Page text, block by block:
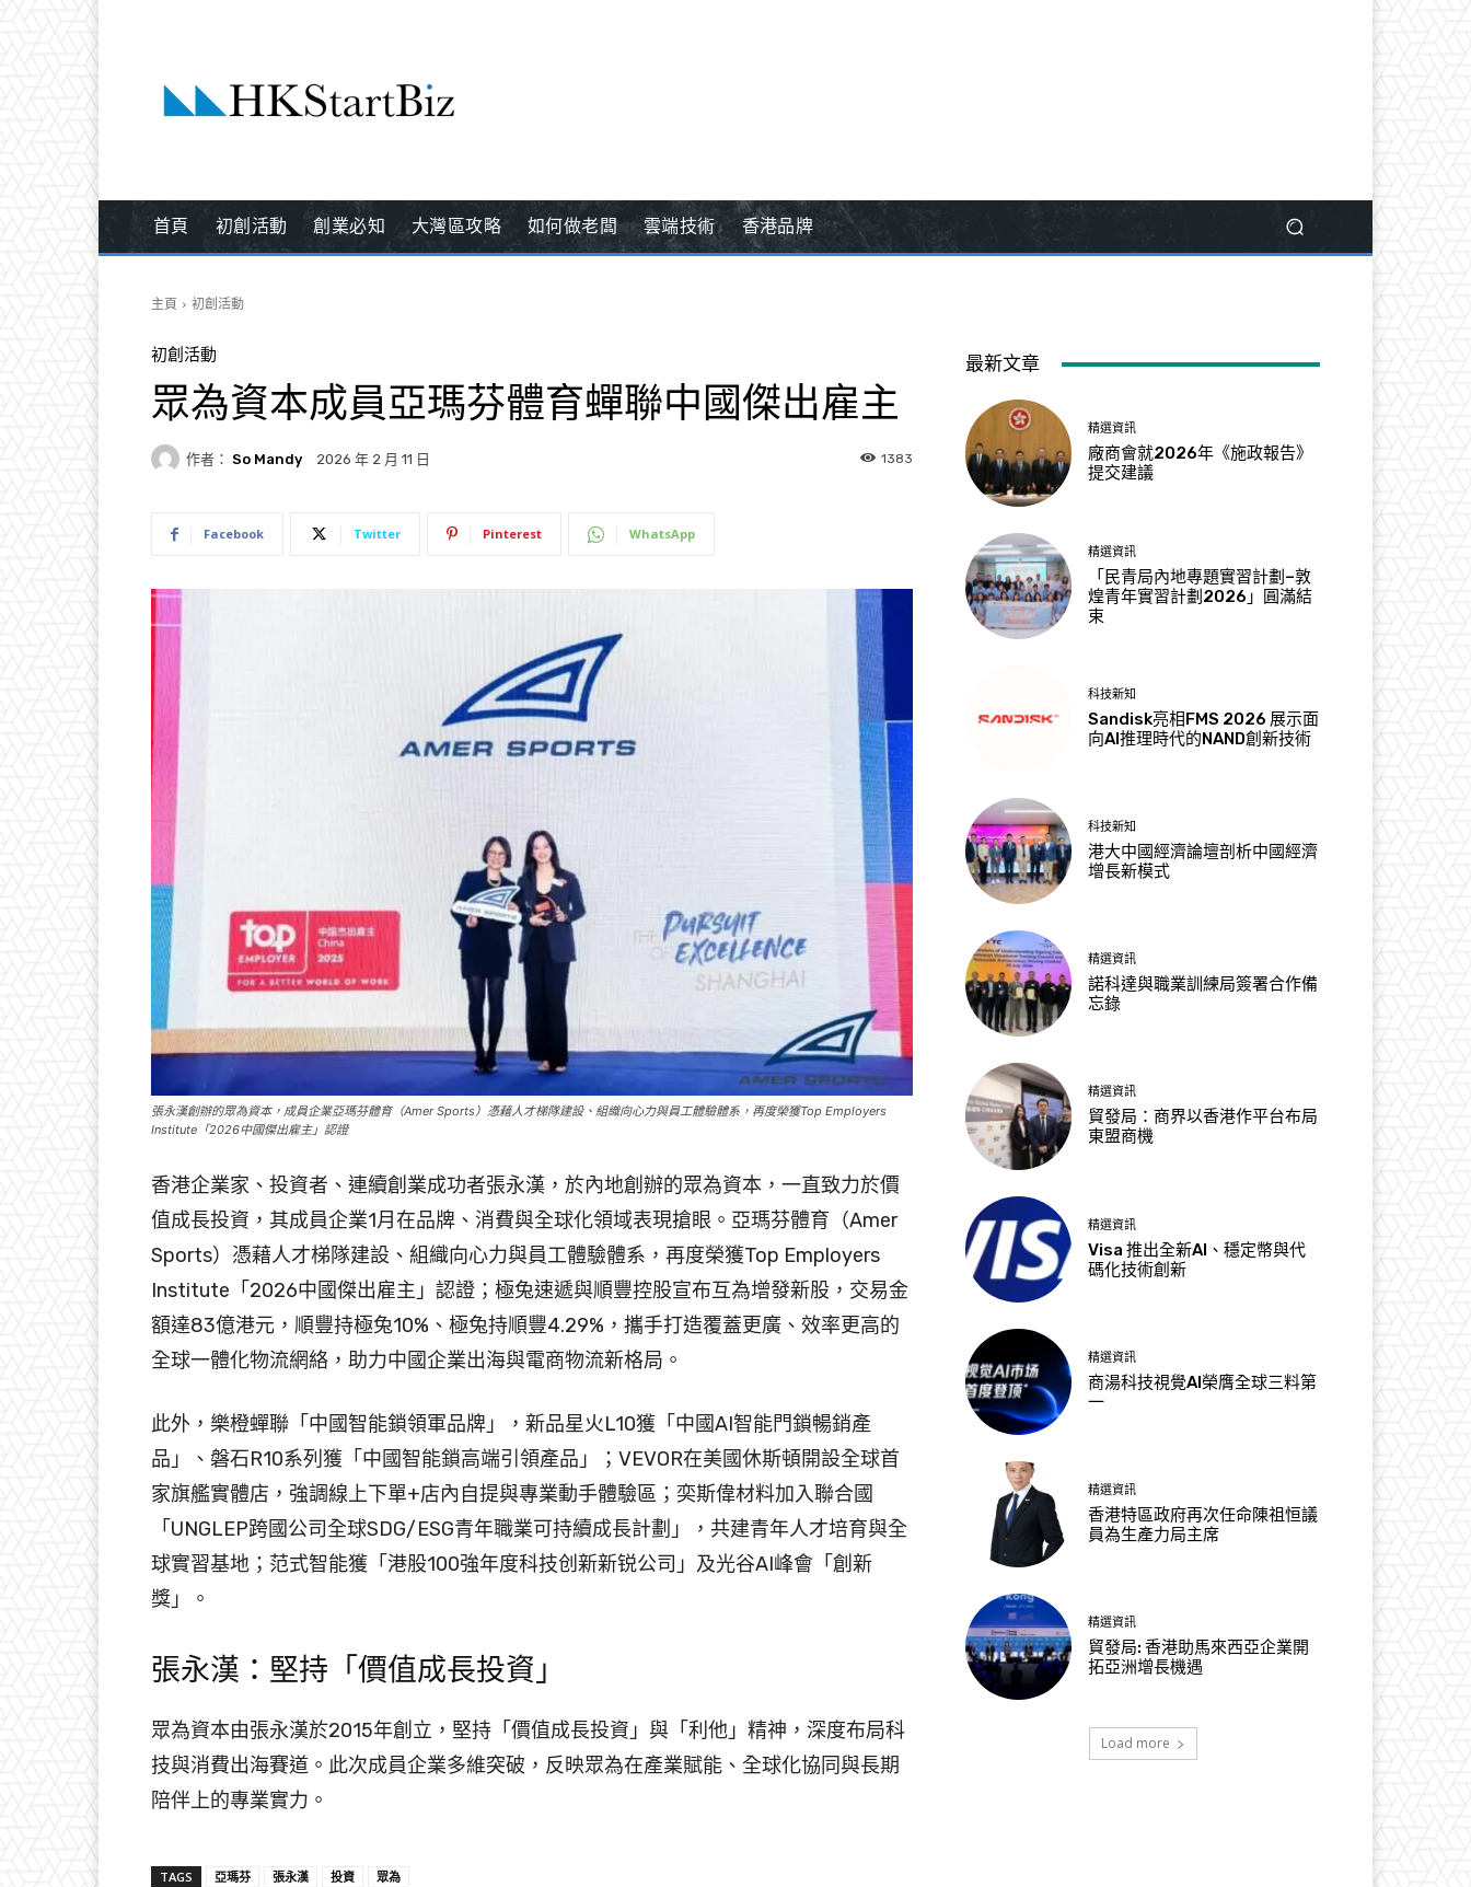
首頁 初創活動 創業必知 大灣區攻略 如何做老闆 雲端技術 香港品牌
主頁 初創活動
初創活動
眾為資本成員亞瑪芬體育蟬聯中國傑出雇主
作者： So Mandy 2026 年 2 月 11 日 1383
Facebook Twitter Pinterest WhatsApp
張永漢創辦的眾為資本，成員企業亞瑪芬體育（Amer Sports）憑藉人才梯隊建設、組織向心力與員工體驗體系，再度榮獲Top Employers
Institute「2026中國傑出雇主」認證
香港企業家、投資者、連續創業成功者張永漢，於內地創辦的眾為資本，一直致力於價
值成長投資，其成員企業1月在品牌、消費與全球化領域表現搶眼。亞瑪芬體育（Amer
Sports）憑藉人才梯隊建設、組織向心力與員工體驗體系，再度榮獲Top Employers
Institute「2026中國傑出雇主」認證；極兔速遞與順豐控股宣布互為增發新股，交易金
額達83億港元，順豐持極兔10%、極兔持順豐4.29%，攜手打造覆蓋更廣、效率更高的
全球一體化物流網絡，助力中國企業出海與電商物流新格局。
此外，樂橙蟬聯「中國智能鎖領軍品牌」，新品星火L10獲「中國AI智能門鎖暢銷產
品」、磐石R10系列獲「中國智能鎖高端引領產品」；VEVOR在美國休斯頓開設全球首
家旗艦實體店，強調線上下單+店內自提與專業動手體驗區；奕斯偉材料加入聯合國
「UNGLEP跨國公司全球SDG/ESG青年職業可持續成長計劃」，共建青年人才培育與全
球實習基地；范式智能獲「港股100強年度科技创新新锐公司」及光谷AI峰會「創新
獎」。
張永漢：堅持「價值成長投資」
眾為資本由張永漢於2015年創立，堅持「價值成長投資」與「利他」精神，深度布局科
技與消費出海賽道。此次成員企業多維突破，反映眾為在產業賦能、全球化協同與長期
陪伴上的專業實力。
TAGS 亞瑪芬 張永漢 投資 眾為
最新文章
精選資訊
廠商會就2026年《施政報告》
提交建議
精選資訊
「民青局內地專題實習計劃–敦
煌青年實習計劃2026」圓滿結
束
科技新知
Sandisk亮相FMS 2026 展示面
向AI推理時代的NAND創新技術
科技新知
港大中國經濟論壇剖析中國經濟
增長新模式
精選資訊
諾科達與職業訓練局簽署合作備
忘錄
精選資訊
貿發局：商界以香港作平台布局
東盟商機
精選資訊
Visa 推出全新AI、穩定幣與代
碼化技術創新
精選資訊
商湯科技視覺AI榮膺全球三料第
一
精選資訊
香港特區政府再次任命陳祖恒議
員為生產力局主席
精選資訊
貿發局: 香港助馬來西亞企業開
拓亞洲增長機遇
Load more